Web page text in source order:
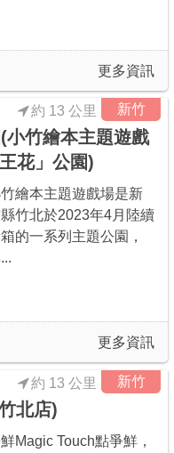
更多資訊
新竹
約 13 公里
小竹繪本主題遊戲
花」公園)
繪本主題遊戲場是新
竹北於2023年4月陸續
的一系列主題公園，
更多資訊
新竹
約 13 公里
北店)
Magic Touch點爭鮮，